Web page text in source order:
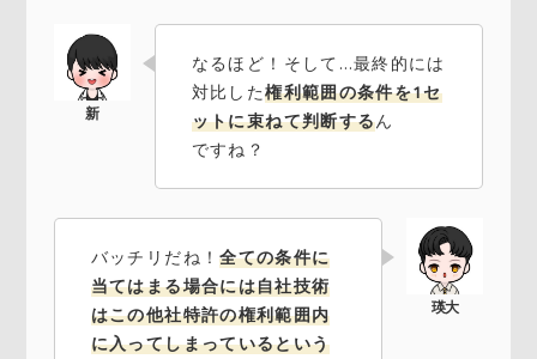
なるほど！そして…最終的には
対比した権利範囲の条件を1セ
ットに束ねて判断するん
ですね？
バッチリだね！全ての条件に
当てはまる場合には自社技術
はこの他社特許の権利範囲内
に入ってしまっているという